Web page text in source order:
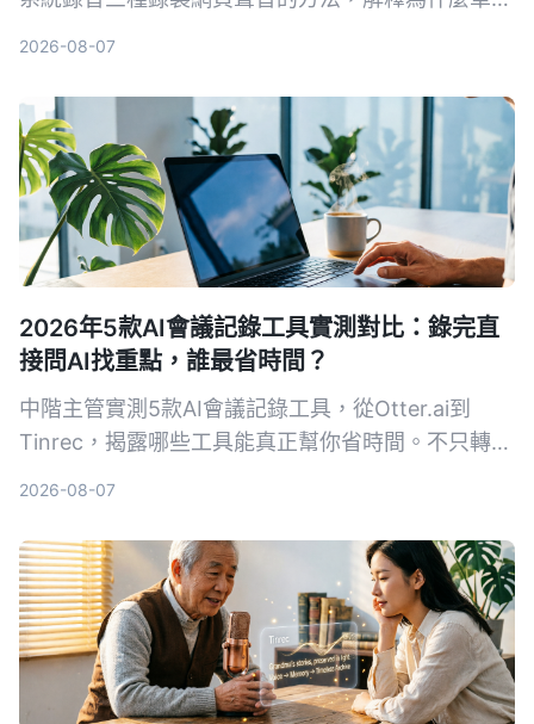
2026-08-07
2026年5款AI會議記錄工具實測對比：錄完直
接問AI找重點，誰最省時間？
中階主管實測5款AI會議記錄工具，從Otter.ai到
Tinrec，揭露哪些工具能真正幫你省時間。不只轉文
記錄幫手。
2026-08-07